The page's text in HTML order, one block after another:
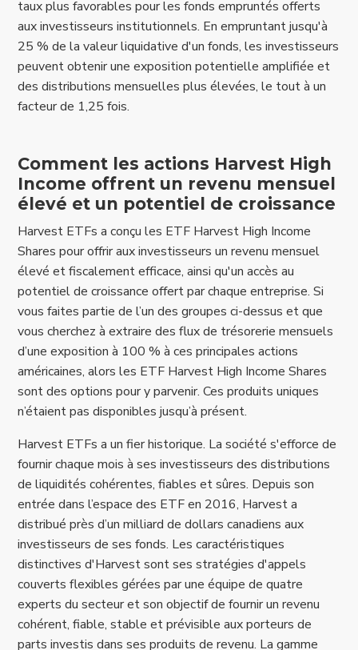
taux plus favorables pour les fonds empruntés offerts
aux investisseurs institutionnels. En empruntant jusqu'à
25 % de la valeur liquidative d'un fonds, les investisseurs
peuvent obtenir une exposition potentielle amplifiée et
des distributions mensuelles plus élevées, le tout à un
facteur de 1,25 fois.
Comment les actions Harvest High
Income offrent un revenu mensuel
élevé et un potentiel de croissance
Harvest ETFs a conçu les ETF Harvest High Income
Shares pour offrir aux investisseurs un revenu mensuel
élevé et fiscalement efficace, ainsi qu'un accès au
potentiel de croissance offert par chaque entreprise. Si
vous faites partie de l’un des groupes ci-dessus et que
vous cherchez à extraire des flux de trésorerie mensuels
d’une exposition à 100 % à ces principales actions
américaines, alors les ETF Harvest High Income Shares
sont des options pour y parvenir. Ces produits uniques
n’étaient pas disponibles jusqu’à présent.
Harvest ETFs a un fier historique. La société s'efforce de
fournir chaque mois à ses investisseurs des distributions
de liquidités cohérentes, fiables et sûres. Depuis son
entrée dans l’espace des ETF en 2016, Harvest a
distribué près d’un milliard de dollars canadiens aux
investisseurs de ses fonds. Les caractéristiques
distinctives d'Harvest sont ses stratégies d'appels
couverts flexibles gérées par une équipe de quatre
experts du secteur et son objectif de fournir un revenu
cohérent, fiable, stable et prévisible aux porteurs de
parts investis dans ses produits de revenu. La gamme